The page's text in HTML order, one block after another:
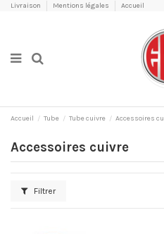
Livraison Mentions légales Accueil
Accueil Tube Tube cuivre Accessoires
Accessoires cuivre
Filtrer